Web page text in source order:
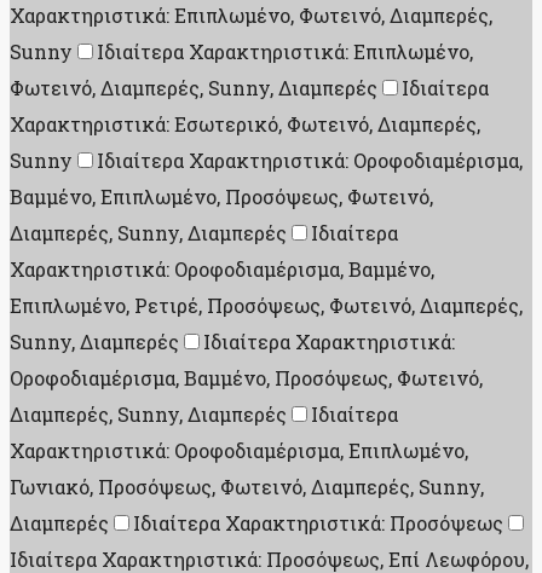
Χαρακτηριστικά: Επιπλωμένο, Φωτεινό, Διαμπερές,
Sunny
Ιδιαίτερα Χαρακτηριστικά: Επιπλωμένο,
Φωτεινό, Διαμπερές, Sunny, Διαμπερές
Ιδιαίτερα
Χαρακτηριστικά: Εσωτερικό, Φωτεινό, Διαμπερές,
Sunny
Ιδιαίτερα Χαρακτηριστικά: Οροφοδιαμέρισμα,
Βαμμένο, Επιπλωμένο, Προσόψεως, Φωτεινό,
Διαμπερές, Sunny, Διαμπερές
Ιδιαίτερα
Χαρακτηριστικά: Οροφοδιαμέρισμα, Βαμμένο,
Επιπλωμένο, Ρετιρέ, Προσόψεως, Φωτεινό, Διαμπερές,
Sunny, Διαμπερές
Ιδιαίτερα Χαρακτηριστικά:
Οροφοδιαμέρισμα, Βαμμένο, Προσόψεως, Φωτεινό,
Διαμπερές, Sunny, Διαμπερές
Ιδιαίτερα
Χαρακτηριστικά: Οροφοδιαμέρισμα, Επιπλωμένο,
Γωνιακό, Προσόψεως, Φωτεινό, Διαμπερές, Sunny,
Διαμπερές
Ιδιαίτερα Χαρακτηριστικά: Προσόψεως
Ιδιαίτερα Χαρακτηριστικά: Προσόψεως, Επί Λεωφόρου,